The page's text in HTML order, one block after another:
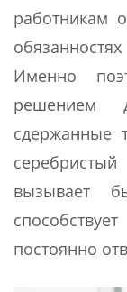
работникам
Именно
решением
сдержанные
вызывает
постоянно